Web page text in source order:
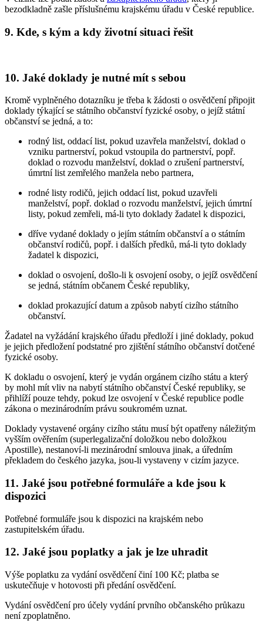
bezodkladně zašle příslušnému krajskému úřadu v České republice.
9. Kde, s kým a kdy životní situaci řešit
10. Jaké doklady je nutné mít s sebou
Kromě vyplněného dotazníku je třeba k žádosti o osvědčení připojit
doklady týkající se státního občanství fyzické osoby, o jejíž státní
občanství se jedná, a to:
rodný list, oddací list, pokud uzavřela manželství, doklad o
vzniku partnerství, pokud vstoupila do partnerství, popř.
doklad o rozvodu manželství, doklad o zrušení partnerství,
úmrtní list zemřelého manžela nebo partnera,
rodné listy rodičů, jejich oddací list, pokud uzavřeli
manželství, popř. doklad o rozvodu manželství, jejich úmrtní
listy, pokud zemřeli, má-li tyto doklady žadatel k dispozici,
dříve vydané doklady o jejím státním občanství a o státním
občanství rodičů, popř. i dalších předků, má-li tyto doklady
žadatel k dispozici,
doklad o osvojení, došlo-li k osvojení osoby, o jejíž osvědčení
se jedná, státním občanem České republiky,
doklad prokazující datum a způsob nabytí cizího státního
občanství.
Žadatel na vyžádání krajského úřadu předloží i jiné doklady, pokud
je jejich předložení podstatné pro zjištění státního občanství dotčené
fyzické osoby.
K dokladu o osvojení, který je vydán orgánem cizího státu a který
by mohl mít vliv na nabytí státního občanství České republiky, se
přihlíží pouze tehdy, pokud lze osvojení v České republice podle
zákona o mezinárodním právu soukromém uznat.
Doklady vystavené orgány cizího státu musí být opatřeny náležitým
vyšším ověřením (superlegalizační doložkou nebo doložkou
Apostille), nestanoví-li mezinárodní smlouva jinak, a úředním
překladem do českého jazyka, jsou-li vystaveny v cizím jazyce.
11. Jaké jsou potřebné formuláře a kde jsou k
dispozici
Potřebné formuláře jsou k dispozici na krajském nebo
zastupitelském úřadu.
12. Jaké jsou poplatky a jak je lze uhradit
Výše poplatku za vydání osvědčení činí 100 Kč; platba se
uskutečňuje v hotovosti při předání osvědčení.
Vydání osvědčení pro účely vydání prvního občanského průkazu
není zpoplatněno.